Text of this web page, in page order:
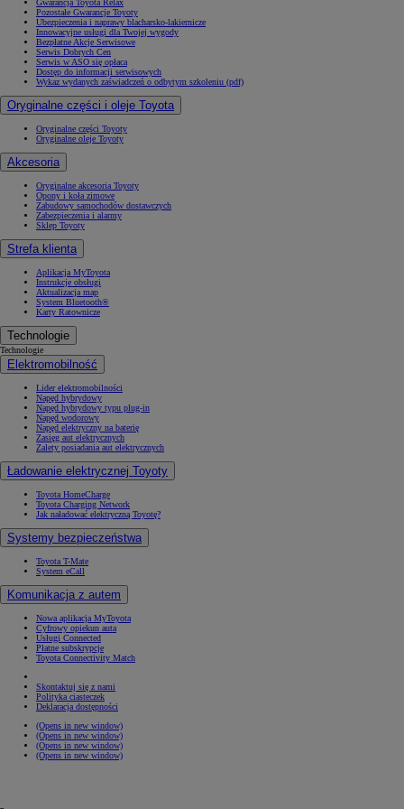
Gwarancja Toyota Relax
Pozostałe Gwarancje Toyoty
Ubezpieczenia i naprawy blacharsko-lakiernicze
Innowacyjne usługi dla Twojej wygody
Bezpłatne Akcje Serwisowe
Serwis Dobrych Cen
Serwis w ASO się opłaca
Dostęp do informacji serwisowych
Wykaz wydanych zaświadczeń o odbytym szkoleniu (pdf)
Oryginalne części i oleje Toyota
Oryginalne części Toyoty
Oryginalne oleje Toyoty
Akcesoria
Oryginalne akcesoria Toyoty
Opony i koła zimowe
Zabudowy samochodów dostawczych
Zabezpieczenia i alarmy
Sklep Toyoty
Strefa klienta
Aplikacja MyToyota
Instrukcje obsługi
Aktualizacja map
System Bluetooth®
Karty Ratownicze
Technologie
Technologie
Elektromobilność
Lider elektromobilności
Napęd hybrydowy
Napęd hybrydowy typu plug-in
Napęd wodorowy
Napęd elektryczny na baterię
Zasięg aut elektrycznych
Zalety posiadania aut elektrycznych
Ładowanie elektrycznej Toyoty
Toyota HomeCharge
Toyota Charging Network
Jak naładować elektryczną Toyotę?
Systemy bezpieczeństwa
Toyota T-Mate
System eCall
Komunikacja z autem
Nowa aplikacja MyToyota
Cyfrowy opiekun auta
Usługi Connected
Płatne subskrypcje
Toyota Connectivity Match
Skontaktuj się z nami
Polityka ciasteczek
Deklaracja dostępności
(Opens in new window)
(Opens in new window)
(Opens in new window)
(Opens in new window)